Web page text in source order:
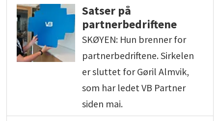
Satser på
partnerbedriftene
SKØYEN: Hun brenner for
partnerbedriftene. Sirkelen
er sluttet for Gøril Almvik,
som har ledet VB Partner
siden mai.